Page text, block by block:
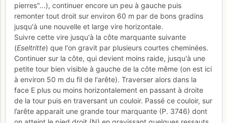
pierres"...), continuer encore un peu à gauche puis
remonter tout droit sur environ 60 m par de bons gradins
jusqu'à une nouvelle et large vire horizontale.
Suivre cette vire jusqu'à la côte marquante suivante
(Eseltritte) que l'on gravit par plusieurs courtes cheminées.
Continuer sur la côte, qui devient moins raide, jusqu'à une
petite tour bien visible à gauche de la côte même (on est ici
à environ 50 m du fil de l'arête). Traverser alors dans la
face E plus ou moins horizontalement en passant à droite
de la tour puis en traversant un couloir. Passé ce couloir, sur
l’arête apparait une grande tour marquante (P. 3746) dont